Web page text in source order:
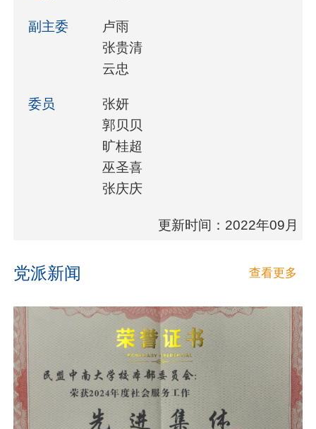
副主委
卢雨
张贵清
云忠
委员
张妍
郭贝贝
旷桂超
巫圣喜
张庆庆
更新时间：2022年09月
党派新闻 查看更多